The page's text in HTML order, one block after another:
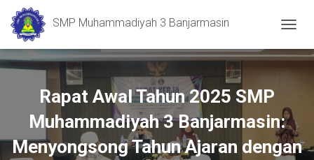
SMP Muhammadiyah 3 Banjarmasin
O
G
N
A
V
I
Rapat Awal Tahun 2025 SMP
Muhammadiyah 3 Banjarmasin:
Menyongsong Tahun Ajaran dengan